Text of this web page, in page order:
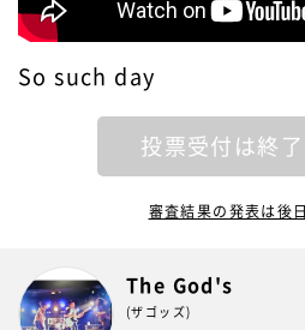
So such day
投票受付は終
審査結果の発表は後
The God's
(ザゴッズ)